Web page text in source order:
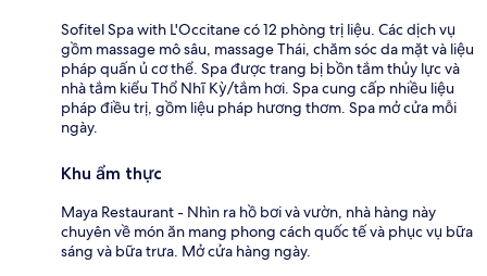
Sofitel Spa with L'Occitane có 12 phòng trị liệu. Các dịch vụ
gồm massage mô sâu, massage Thái, chăm sóc da mặt và liệu
pháp quấn ủ cơ thể. Spa được trang bị bồn tắm thủy lực và
nhà tắm kiểu Thổ Nhĩ Kỳ/tắm hơi. Spa cung cấp nhiều liệu
pháp điều trị, gồm liệu pháp hương thơm. Spa mở cửa mỗi
ngày.
Khu ẩm thực
Maya Restaurant - Nhìn ra hồ bơi và vườn, nhà hàng này
chuyên về món ăn mang phong cách quốc tế và phục vụ bữa
sáng và bữa trưa. Mở cửa hàng ngày.